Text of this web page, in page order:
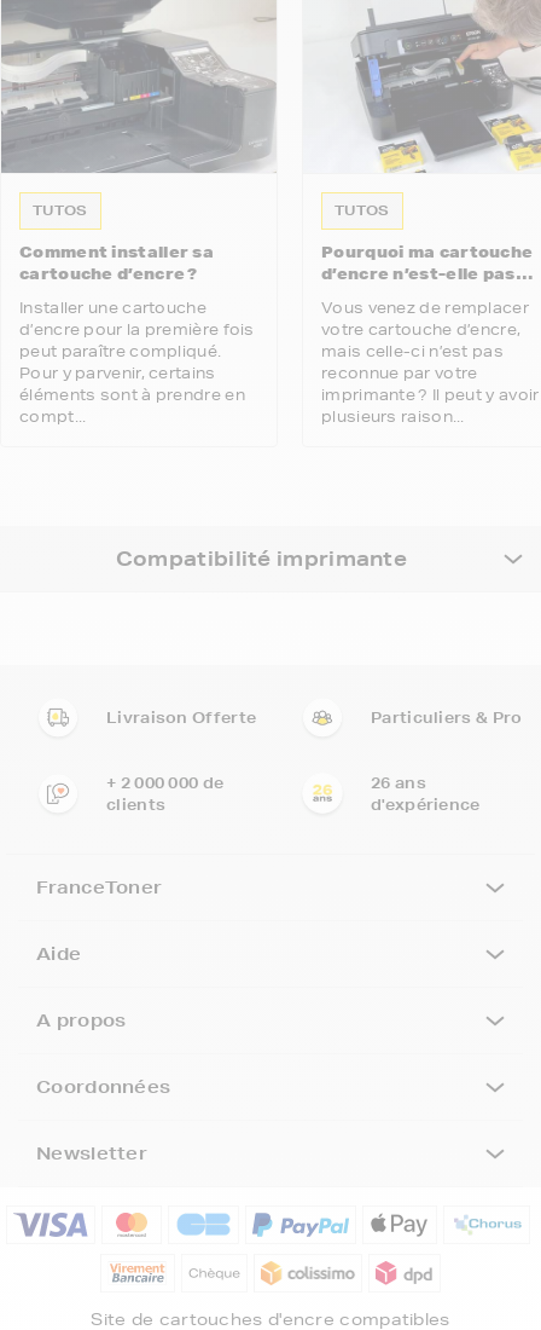
TUTOS
Comment installer sa
cartouche d’encre ?
Installer une cartouche
d’encre pour la première fois
peut paraître compliqué.
Pour y parvenir, certains
éléments sont à prendre en
compt...
TUTOS
Pourquoi ma cartouche
d’encre n’est-elle pas
imprimante ?
Vous venez de remplacer
votre cartouche d’encre,
mais celle-ci n’est pas
reconnue par votre
imprimante ? Il peut y avoir
plusieurs raison...
Compatibilité imprimante
Livraison Offerte Particuliers & Pro
+ 2 000 000 de
clients
26 ans
d'expérience
FranceToner
Aide
A propos
Coordonnées
Newsletter
Site de cartouches d'encre compatibles
5€ offerts sur votre 1ère